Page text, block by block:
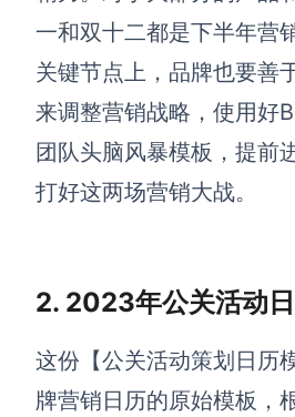
帮助支持
帮助中心
获取详细功能指南和技术支持
知识分享社区
探索创意灵感与高效协作技巧
一和双十二都是下半年营
关键节点上，品牌也要善
来调整营销战略，使用好
团队头脑风暴模板，提前
打好这两场营销大战。
2. 2023年公关活动
这份 【公关活动策划日历
牌营销日历的原始模板，